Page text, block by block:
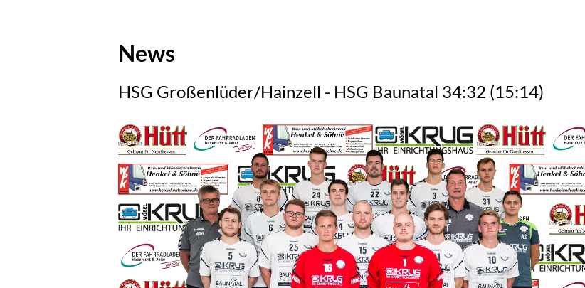
Historie
News
HSG Großenlüder/Hainzell - HSG Baunatal 34:32 (15:14)